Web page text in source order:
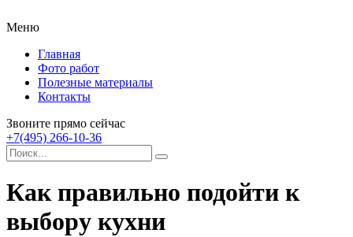
Меню
Главная
Фото работ
Полезные материалы
Контакты
Звоните прямо сейчас
+7(495) 266-10-36
Как правильно подойти к
выбору кухни